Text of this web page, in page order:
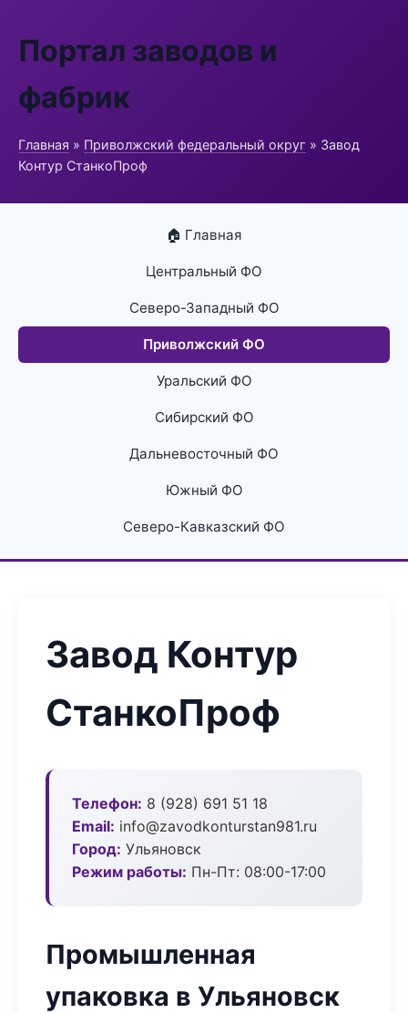
Портал заводов и
фабрик
Главная » Приволжский федеральный округ » Завод
Контур СтанкоПроф
🏠 Главная
Центральный ФО
Северо-Западный ФО
Приволжский ФО
Уральский ФО
Сибирский ФО
Дальневосточный ФО
Южный ФО
Северо-Кавказский ФО
Завод Контур
СтанкоПроф
Телефон: 8 (928) 691 51 18
Email: info@zavodkonturstan981.ru
Город: Ульяновск
Режим работы: Пн-Пт: 08:00-17:00
Промышленная
упаковка в Ульяновск